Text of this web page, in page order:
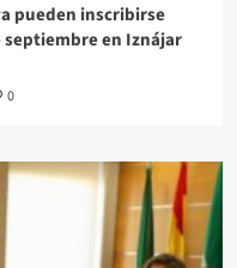
pueden inscribirse
septiembre en Iznájar
0